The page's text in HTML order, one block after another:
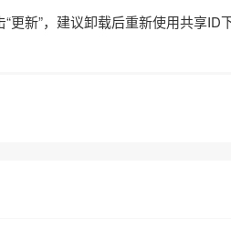
更新”，建议卸载后重新使用共享